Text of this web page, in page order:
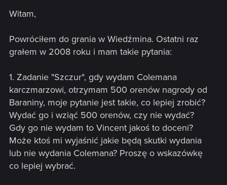
Witam,
Powróciłem do grania w Wiedźmina. Ostatni raz
grałem w 2008 roku i mam takie pytania:
1. Zadanie "Szczur", gdy wydam Colemana
karczmarzowi, otrzymam 500 orenów nagrody od
Baraniny, moje pytanie jest takie, co lepiej zrobić?
Wydać go i wziąć 500 orenów, czy nie wydać?
Gdy go nie wydam to Vincent jakoś to doceni?
Może ktoś mi wyjaśnić jakie będą skutki wydania
lub nie wydania Colemana? Proszę o wskazówkę
co lepiej wybrać.